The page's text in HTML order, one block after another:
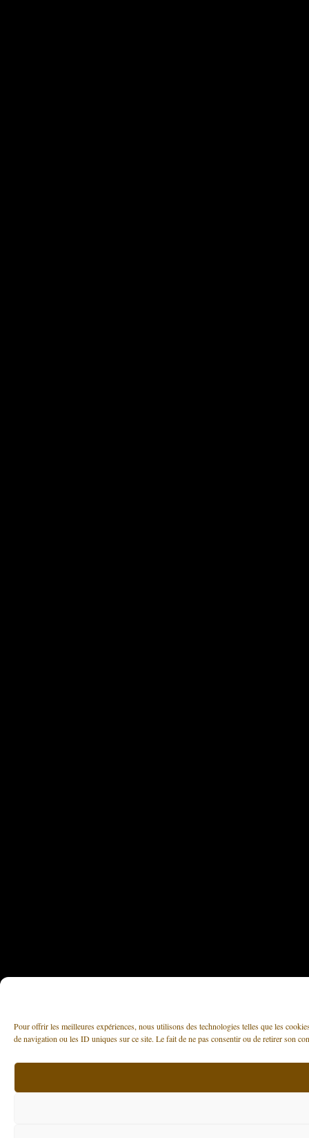
Pour offrir les meilleures expériences, nous utilisons des technologies telles que les
de navigation ou les ID uniques sur ce site. Le fait de ne pas consentir ou de retirer son